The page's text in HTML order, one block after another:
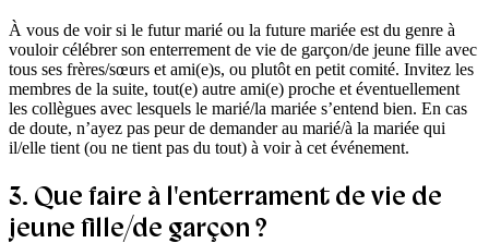
À vous de voir si le futur marié ou la future mariée est du genre à
vouloir célébrer son enterrement de vie de garçon/de jeune fille avec
tous ses frères/sœurs et ami(e)s, ou plutôt en petit comité. Invitez les
membres de la suite, tout(e) autre ami(e) proche et éventuellement
les collègues avec lesquels le marié/la mariée s’entend bien. En cas
de doute, n’ayez pas peur de demander au marié/à la mariée qui
il/elle tient (ou ne tient pas du tout) à voir à cet événement.
3. Que faire à l'enterrament de vie de
jeune fille/de garçon ?